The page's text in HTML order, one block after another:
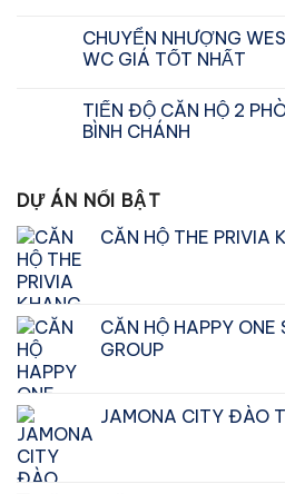
CHUYỂN NHƯỢNG
WC GIÁ TỐT NHẤT
TIẾN ĐỘ CĂN HỘ 2
BÌNH CHÁNH
DỰ ÁN NỔI BẬT
CĂN HỘ THE PRIVIA
CĂN HỘ HAPPY
GROUP
là:
tại
JAMONA CITY ĐÀO